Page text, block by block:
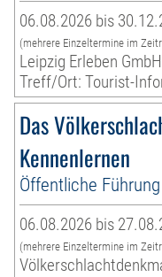
06.08.2026 bis
(mehrere Einzeltermine im
Leipzig Erleben GmbH
Treff/Ort: Tourist-
Das
Kennenlernen
Öffentliche Führung
06.08.2026 bis
(mehrere Einzeltermine im